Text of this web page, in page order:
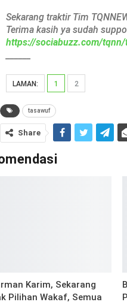
Sekarang traktir Tim
Terima kasih ya sudah
https://sociabuzz.com/
LAMAN: 1 2
tasawuf
Share
Karim, Sekarang
Pilihan Wakaf, Semua